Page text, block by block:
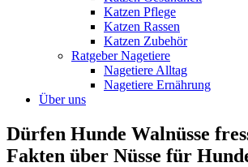
Katzen Pflege
Katzen Rassen
Katzen Zubehör
Ratgeber Nagetiere
Nagetiere Alltag
Nagetiere Ernährung
Über uns
Dürfen Hunde Walnüsse
Fakten über Nüsse für